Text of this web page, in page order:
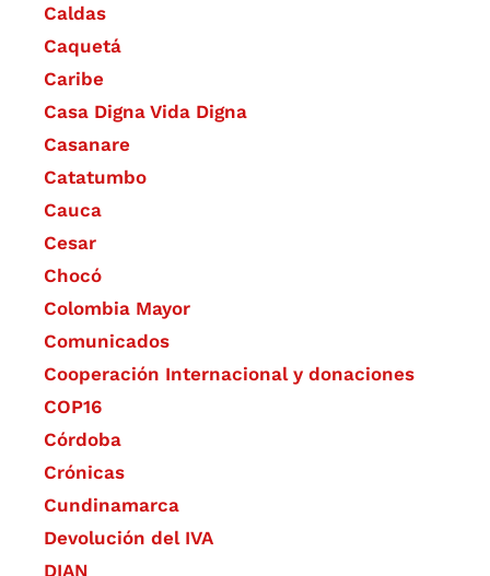
Caldas
Caquetá
Caribe
Casa Digna Vida Digna
Casanare
Catatumbo
Cauca
Cesar
Chocó
Colombia Mayor
Comunicados
Cooperación Internacional y donaciones
COP16
Córdoba
Crónicas
Cundinamarca
Devolución del IVA
DIAN